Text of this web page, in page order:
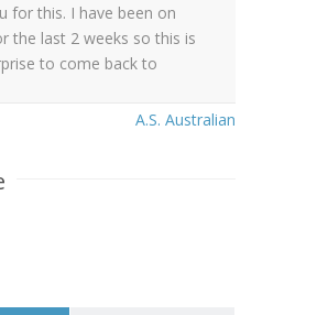
for this. I have been on
the last 2 weeks so this is
to come back to
A.S. Australian